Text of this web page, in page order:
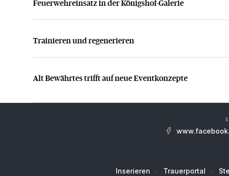
Feuerwehreinsatz in der Königshof-Galerie
Trainieren und regenerieren
Trainieren und regenerieren
Alt Bewährtes trifft auf neue Eventkonzepte
Alt Bewährtes trifft auf neue Eventkonzepte
Inserieren Trauerportal